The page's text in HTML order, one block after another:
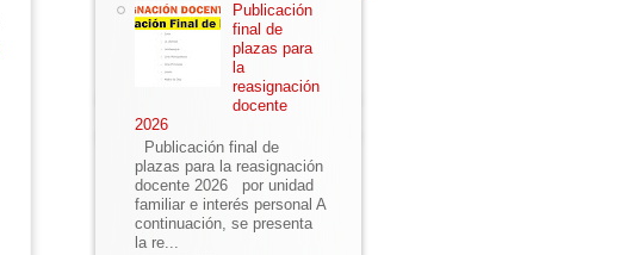
Publicación
final de
plazas para
la
reasignación
docente
2026
Publicación final de
plazas para la reasignación
docente 2026 por unidad
familiar e interés personal A
continuación, se presenta
la re...